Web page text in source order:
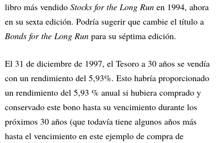
libro más vendido Stocks for the Long Run en 1994, ahora
en su sexta edición. Podría sugerir que cambie el título a
Bonds for the Long Run para su séptima edición.
El 31 de diciembre de 1997, el Tesoro a 30 años se vendía
con un rendimiento del 5,93%. Esto habría proporcionado
un rendimiento del 5,93 % anual si hubiera comprado y
conservado este bono hasta su vencimiento durante los
próximos 30 años (que todavía tiene algunos años más
hasta el vencimiento en este ejemplo de compra de